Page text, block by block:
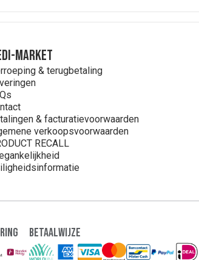
MARKET
& terugbetaling
& facturatievoorwaarden
verkoopsvoorwaarden
RECALL
Betaalwijze